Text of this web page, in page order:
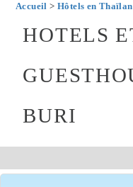
Accueil > Hôtels en
HOTELS
BURI